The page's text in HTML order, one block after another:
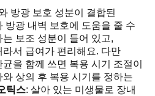
방광 보호 성분이 결합된
방광 내벽 보호에 도움을 줄 수
보조 성분이 들어 있고,
서 급여가 편리해요. 다만
을 함께 쓰면 복용 시기 조절이
상의 후 복용 시기를 정하는
틱스: 살아 있는 미생물로 장내